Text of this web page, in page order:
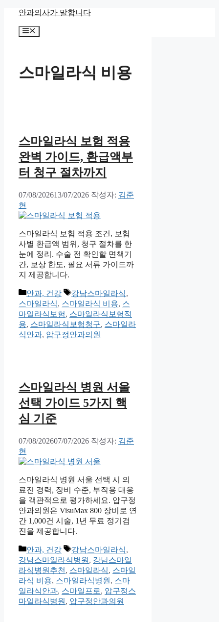
안과의사가 말합니다
메
스마일라식 비용
스마일라식 보험 적용
완벽 가이드, 환급액부
터 청구 절차까지
07/08/202613/07/2026 작성자: 김준
현
스마일라식 보험 적용 조건, 보험
사별 환급액 범위, 청구 절차를 한
눈에 정리. 수술 전 확인할 면책기
간, 보상 한도, 필요 서류 가이드까
지 제공합니다.
카
테
고
리
안과, 건강
태
그
강남스마일라식,
스마일라식, 스마일라식 비용, 스
마일라식보험, 스마일라식보험적
용, 스마일라식보험청구, 스마일라
식안과, 압구정안과의원
스마일라식 병원 서울
선택 가이드 5가지 핵
심 기준
07/08/202607/07/2026 작성자: 김준
현
스마일라식 병원 서울 선택 시 의
료진 경력, 장비 수준, 부작용 대응
을 객관적으로 평가하세요. 압구정
안과의원은 VisuMax 800 장비로 연
간 1,000건 시술, 1년 무료 정기검
진을 제공합니다.
카
테
고
리
안과, 건강
태
그
강남스마일라식,
강남스마일라식병원 , 강남스마일
라식병원추천 , 스마일라식, 스마일
라식 비용, 스마일라식병원 , 스마
일라식안과, 스마일프로, 압구정스
마일라식병원 , 압구정안과의원